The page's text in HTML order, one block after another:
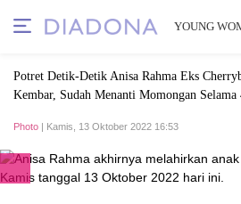
YOUNG
Potret Detik-Detik Anisa Rahma Eks
Kembar, Sudah Menanti Momongan Selama
Photo | Kamis, 13 Oktober 2022 16:53